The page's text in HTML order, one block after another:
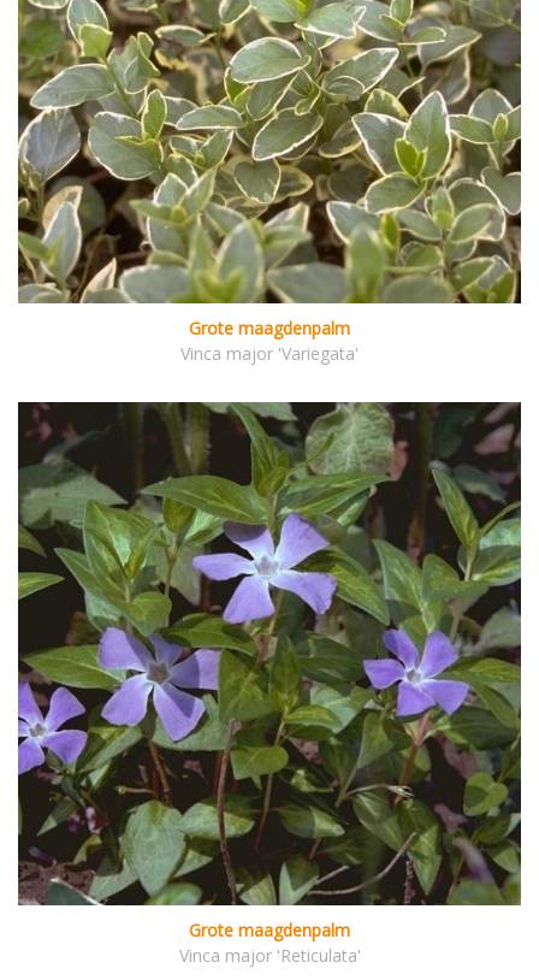
Grote maagdenpalm
Vinca major 'Variegata'
Grote maagdenpalm
Vinca major 'Reticulata'